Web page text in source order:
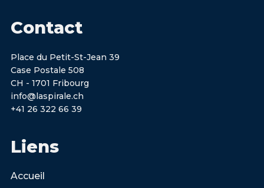
Contact
Place du Petit-St-Jean 39
Case Postale 508
CH - 1701 Fribourg
info@laspirale.ch
+41 26 322 66 39
Liens
Accueil